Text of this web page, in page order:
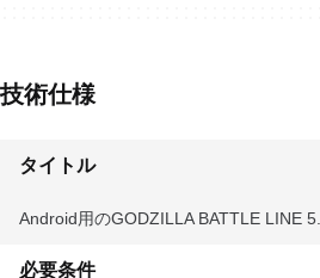
技術仕様
タイトル
Android用のGODZILLA BATTLE LINE
必要条件